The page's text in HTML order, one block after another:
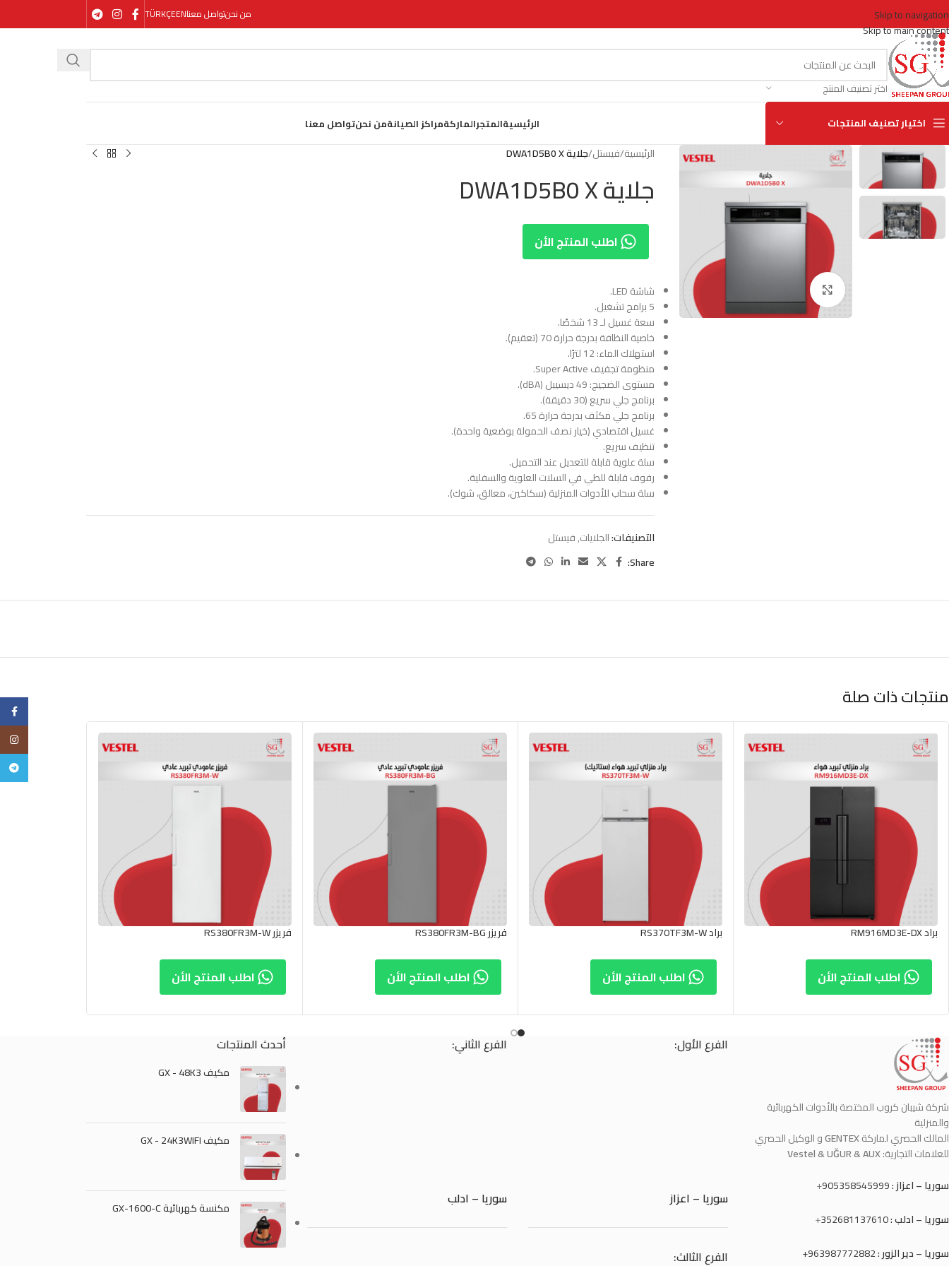
Skip to navigation
Skip to main content
من نحنتواصل معناEN
TÜRKÇE
اختر تصنيف المنتج
اختيار تصنيف المنتجات الرئيسيةالمتجرالماركةمراكز الصيانةمن نحنتواصل معنا
الرئيسية/فيستل/جلاية DWA1D5B0 X
جلاية DWA1D5B0 X
اطلب المنتج الأن
شاشة LED.
5 برامج تشغيل.
سعة غسيل لـ 13 شخصًا.
خاصية النظافة بدرجة حرارة 70 (تعقيم).
استهلاك الماء: 12 لترًا.
منظومة تجفيف Super Active.
مستوى الضجيج: 49 ديسيبل (dBA).
برنامج جلي سريع (30 دقيقة).
برنامج جلي مكثف بدرجة حرارة 65.
غسيل اقتصادي (خيار نصف الحمولة بوضعية واحدة).
تنظيف سريع.
سلة علوية قابلة للتعديل عند التحميل.
رفوف قابلة للطي في السلات العلوية والسفلية.
سلة سحاب للأدوات المنزلية (سكاكين، معالق، شوك).
التصنيفات:الجلايات,فيستل
Share:
منتجات ذات صلة
براد RM916MD3E-DX
اطلب المنتج الأن
براد RS370TF3M-W
اطلب المنتج الأن
فريزر RS380FR3M-BG
اطلب المنتج الأن
فريزر RS380FR3M-W
اطلب المنتج الأن
شركة شيبان كروب المختصة بالأدوات الكهربائية
والمنزلية
المالك الحصري لماركةGENTEXو الوكيل الحصري
للعلامات التجارية:Vestel & UĞUR & AUX
سوريا – اعزاز :905358545999
+
سوريا – ادلب :352681137610
+
سوريا – دير الزور :963987772882+
الفرع الأول:
سوريا – اعزاز
الفرع الثالث:
الفرع الثاني:
سوريا – ادلب
أحدث المنتجات
مكيف GX - 48K3
مكيف GX - 24K3WIFI
مكنسة كهربائية GX-1600-C